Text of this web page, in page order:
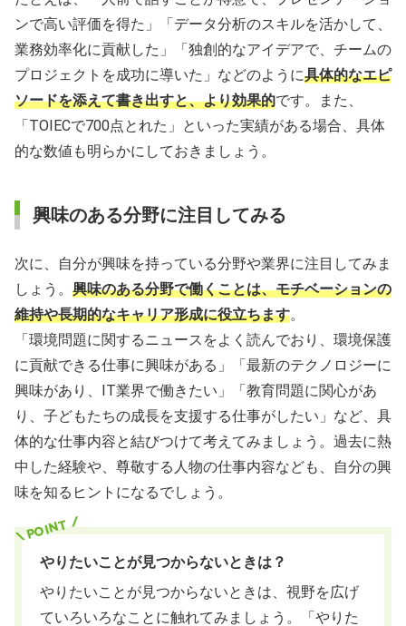
ンで高い評価を得た」「データ分析のスキルを活かして、
業務効率化に貢献した」「独創的なアイデアで、チームの
プロジェクトを成功に導いた」などのように具体的なエピ
ソードを添えて書き出すと、より効果的です。また、
「TOIECで700点とれた」といった実績がある場合、具体
的な数値も明らかにしておきましょう。
興味のある分野に注目してみる
次に、自分が興味を持っている分野や業界に注目してみま
しょう。 興味のある分野で働くことは、モチベーションの
維持や長期的なキャリア形成に役立ちます。
「環境問題に関するニュースをよく読んでおり、環境保護
に貢献できる仕事に興味がある」「最新のテクノロジーに
興味があり、IT業界で働きたい」「教育問題に関心があ
り、子どもたちの成長を支援する仕事がしたい」など、具
体的な仕事内容と結びつけて考えてみましょう。過去に熱
中した経験や、尊敬する人物の仕事内容なども、自分の興
味を知るヒントになるでしょう。
やりたいことが見つからないときは？
やりたいことが見つからないときは、視野を広げ
ていろいろなことに触れてみましょう。「やりた